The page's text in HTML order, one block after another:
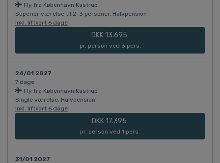
Fly fra København Kastrup
Superior værelse til 2-3 personer. Halvpension
Inkl. liftkort 6 dage
DKK 13.695
pr. person ved 3 pers.
24/01 2027
7 dage
Fly fra København Kastrup
Single værelse. Halvpension
Inkl. liftkort 6 dage
DKK 17.395
pr. person ved 1 pers.
31/01 2027